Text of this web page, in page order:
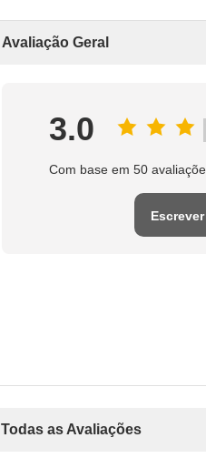
Avaliação Geral
3.0
Com base em 50
Todas as Avaliações